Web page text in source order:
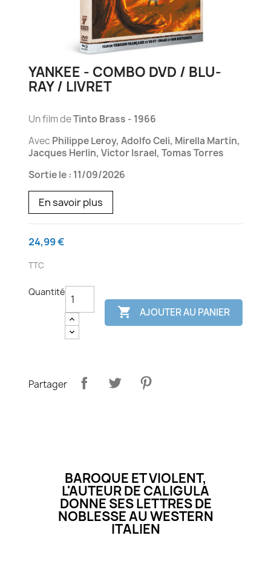
YANKEE - COMBO DVD / BLU-
RAY / LIVRET
Un film deTinto Brass - 1966
Avec Philippe Leroy, Adolfo Celi, Mirella Martin,
Jacques Herlin, Victor Israel, Tomas Torres
Sortie le : 11/09/2026
En savoir plus
24,99 €
TTC
Quantité
 AJOUTER AU PANIER
Partager
BAROQUE ET VIOLENT,
L'AUTEUR DE CALIGULA
DONNE SES LETTRES DE
NOBLESSE AU WESTERN
ITALIEN